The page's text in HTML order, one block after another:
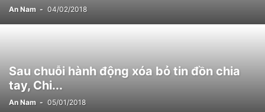
An Nam - 04/02/2018
Sau chuỗi hành động xóa bỏ tin đồn chia
tay, Chi...
An Nam - 05/01/2018